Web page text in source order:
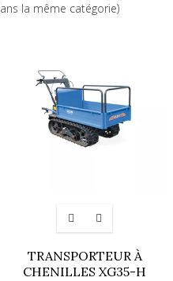
la même catégorie)
TRANSPORTEUR À
CHENILLES XG35-H